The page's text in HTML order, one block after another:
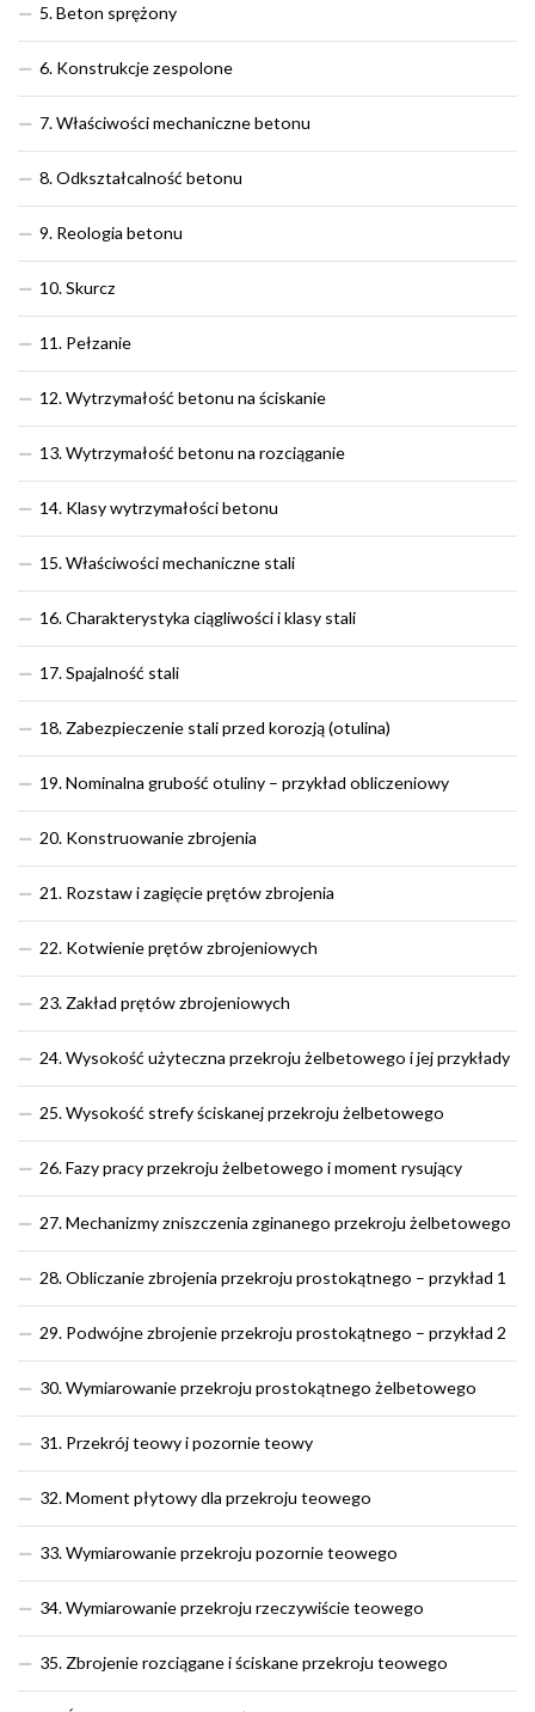
5. Beton sprężony
6. Konstrukcje zespolone
7. Właściwości mechaniczne betonu
8. Odkształcalność betonu
9. Reologia betonu
10. Skurcz
11. Pełzanie
12. Wytrzymałość betonu na ściskanie
13. Wytrzymałość betonu na rozciąganie
14. Klasy wytrzymałości betonu
15. Właściwości mechaniczne stali
16. Charakterystyka ciągliwości i klasy stali
17. Spajalność stali
18. Zabezpieczenie stali przed korozją (otulina)
19. Nominalna grubość otuliny – przykład obliczeniowy
20. Konstruowanie zbrojenia
21. Rozstaw i zagięcie prętów zbrojenia
22. Kotwienie prętów zbrojeniowych
23. Zakład prętów zbrojeniowych
24. Wysokość użyteczna przekroju żelbetowego i jej przykłady
25. Wysokość strefy ściskanej przekroju żelbetowego
26. Fazy pracy przekroju żelbetowego i moment rysujący
27. Mechanizmy zniszczenia zginanego przekroju żelbetowego
28. Obliczanie zbrojenia przekroju prostokątnego – przykład 1
29. Podwójne zbrojenie przekroju prostokątnego – przykład 2
30. Wymiarowanie przekroju prostokątnego żelbetowego
31. Przekrój teowy i pozornie teowy
32. Moment płytowy dla przekroju teowego
33. Wymiarowanie przekroju pozornie teowego
34. Wymiarowanie przekroju rzeczywiście teowego
35. Zbrojenie rozciągane i ściskane przekroju teowego